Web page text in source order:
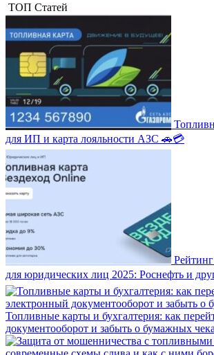
ТОП Статей
для ИП и карта лояльности АЗС 🚗💳
для юридических лиц 2025: Роснефть и
Топливные карты и бухгалтерия: как
документооборот и забыть о бумажных